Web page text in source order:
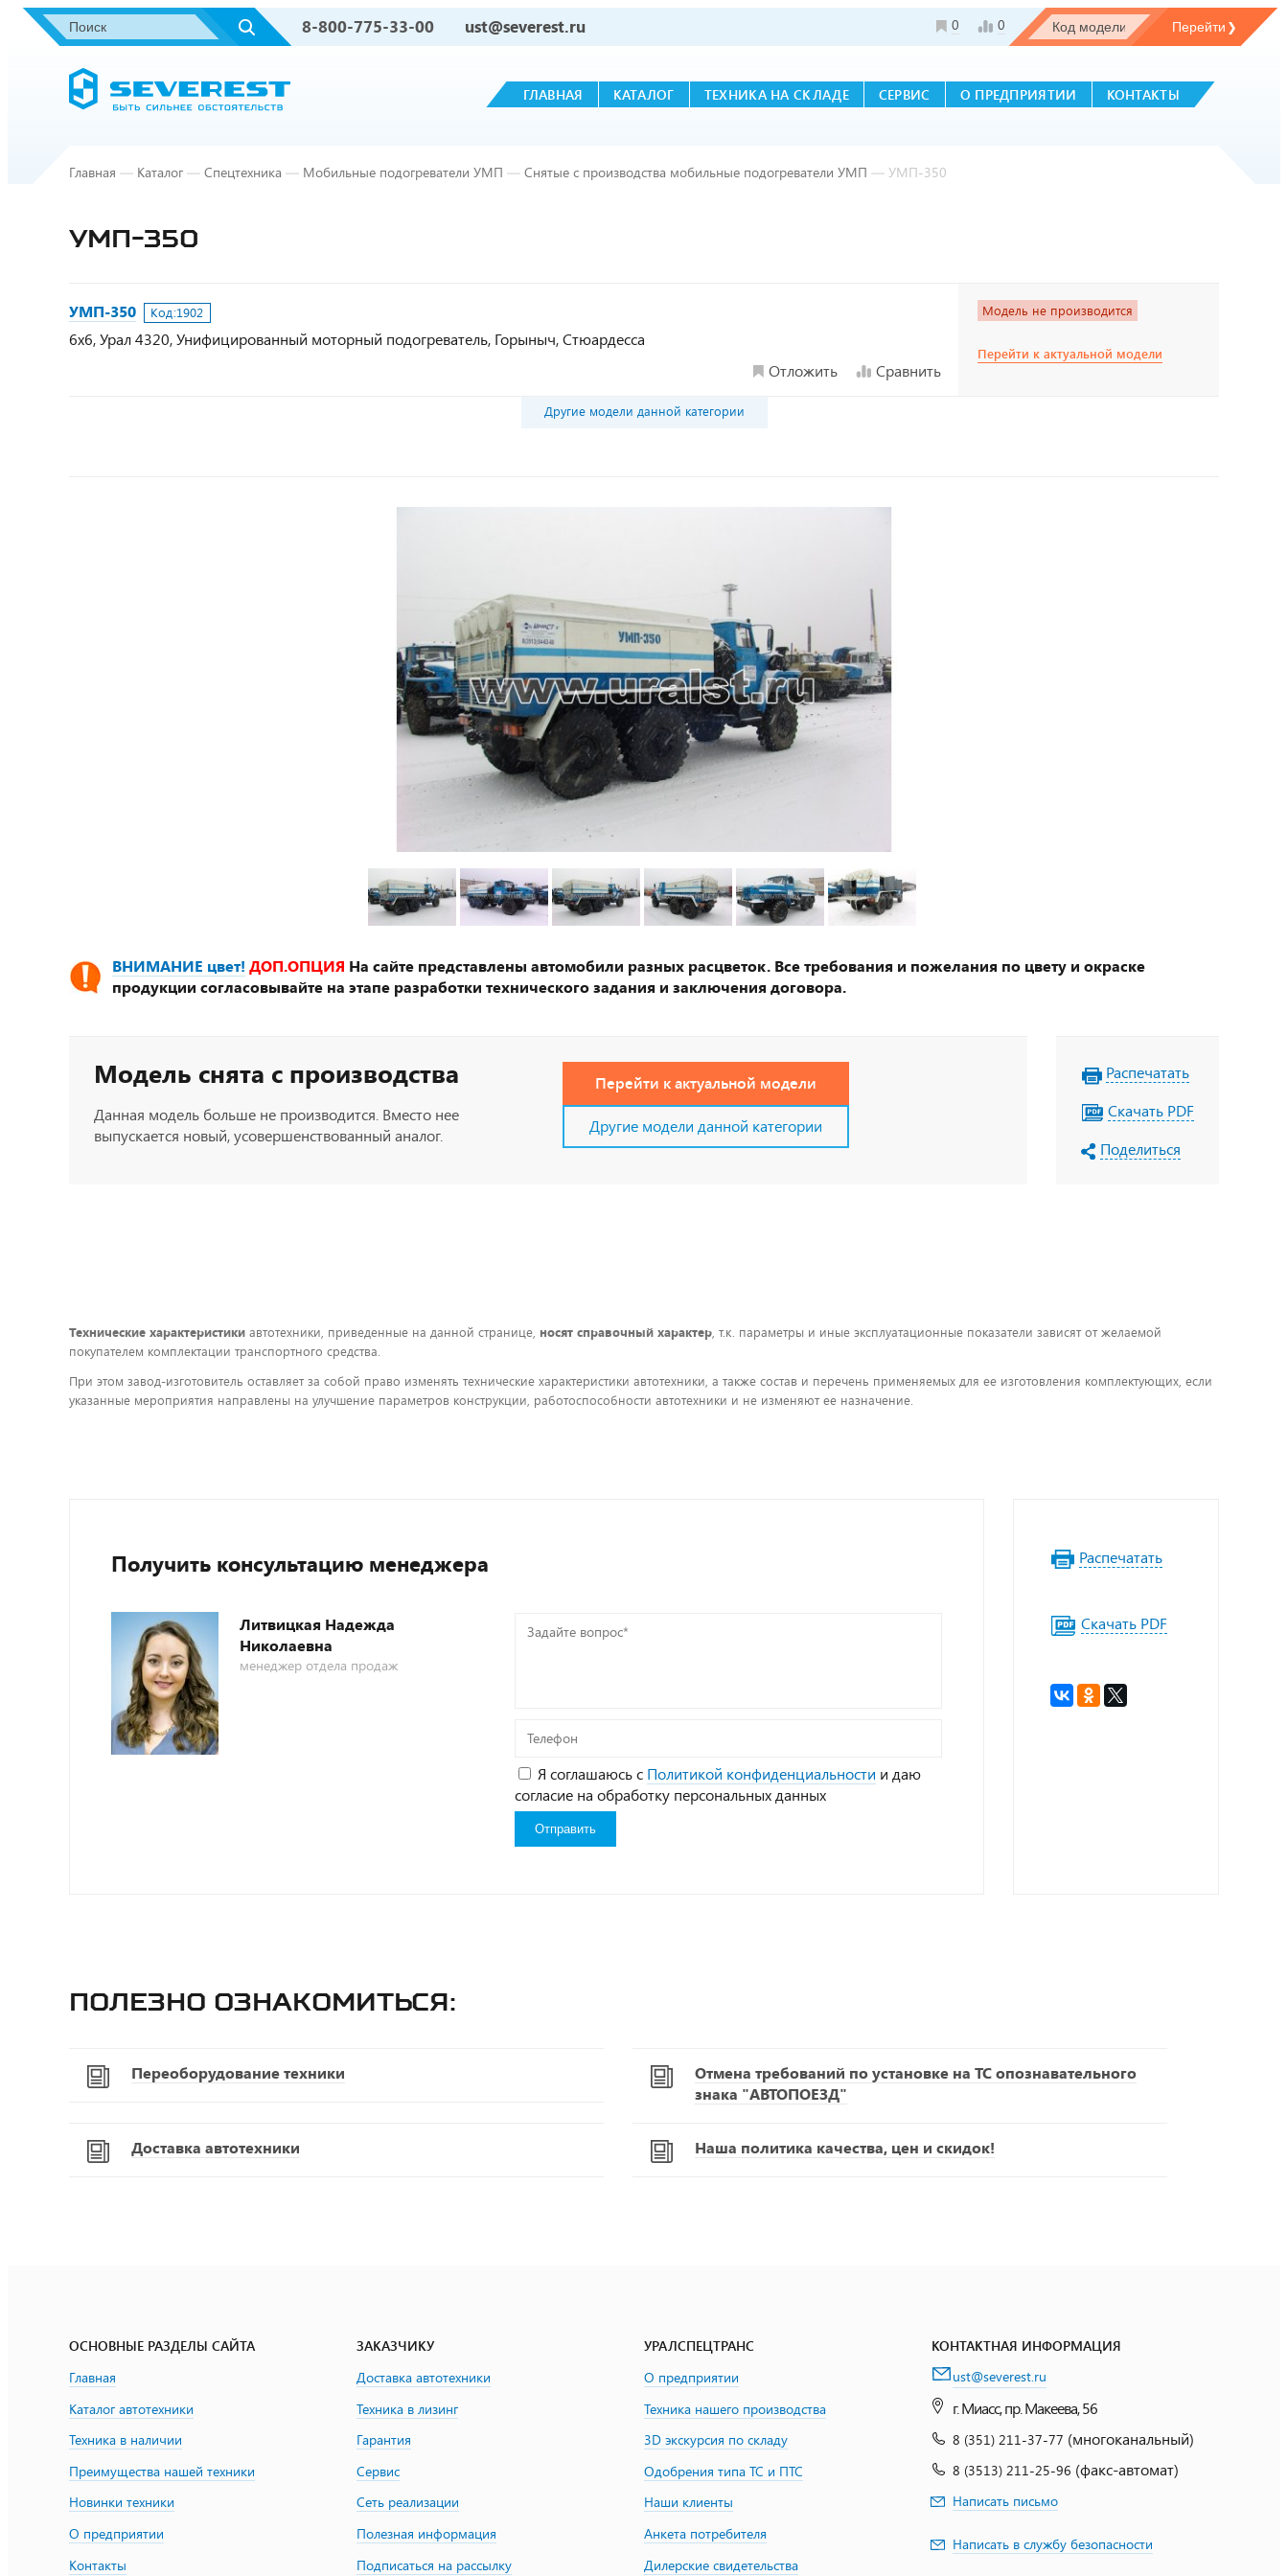
8-800-775-33-00 ust@severest.ru 0 0
ГЛАВНАЯ КАТАЛОГ ТЕХНИКА НА СКЛАДЕ СЕРВИС О ПРЕДПРИЯТИИ КОНТАКТЫ
Главная — Каталог — Спецтехника — Мобильные подогреватели УМП — Снятые с производства мобильные подогреватели УМП — УМП-350
УМП-350
УМП-350 Код:1902
6х6, Урал 4320, Унифицированный моторный подогреватель, Горыныч, Стюардесса
Отложить
Сравнить
Модель не производится
Перейти к актуальной модели
Другие модели данной категории
ВНИМАНИЕ цвет! ДОП.ОПЦИЯ На сайте представлены автомобили разных расцветок. Все требования и пожелания по цвету и окраске
продукции согласовывайте на этапе разработки технического задания и заключения договора.
Модель снята с производства
Данная модель больше не производится. Вместо нее
выпускается новый, усовершенствованный аналог.
Перейти к актуальной модели
Другие модели данной категории
Распечатать
Скачать PDF
Поделиться
Технические характеристики автотехники, приведенные на данной странице, носят справочный характер, т.к. параметры и иные эксплуатационные показатели зависят от желаемой
покупателем комплектации транспортного средства.
При этом завод-изготовитель оставляет за собой право изменять технические характеристики автотехники, а также состав и перечень применяемых для ее изготовления комплектующих, если
указанные мероприятия направлены на улучшение параметров конструкции, работоспособности автотехники и не изменяют ее назначение.
Получить консультацию менеджера
Литвицкая Надежда
Николаевна
менеджер отдела продаж
Задайте
Телефон
Я соглашаюсь с Политикой конфиденциальности и даю
согласие на обработку персональных данных
Распечатать
Скачать PDF
Полезно ознакомиться:
Переоборудование техники
Отмена требований по установке на ТС опознавательного
знака "АВТОПОЕЗД"
Доставка автотехники Наша политика качества, цен и скидок!
ОСНОВНЫЕ РАЗДЕЛЫ САЙТА
Главная
Каталог автотехники
Техника в наличии
Преимущества нашей техники
Новинки техники
О предприятии
Контакты
ЗАКАЗЧИКУ
Доставка автотехники
Техника в лизинг
Гарантия
Сервис
Сеть реализации
Полезная информация
Подписаться на рассылку
УРАЛСПЕЦТРАНС
О предприятии
Техника нашего производства
3D экскурсия по складу
Одобрения типа ТС и ПТС
Наши клиенты
Анкета потребителя
Дилерские свидетельства
КОНТАКТНАЯ ИНФОРМАЦИЯ
ust@severest.ru
г. Миасс, пр. Макеева, 56
8 (351) 211-37-77 (многоканальный)
8 (3513) 211-25-96 (факс-автомат)
Написать письмо
Написать в службу безопасности